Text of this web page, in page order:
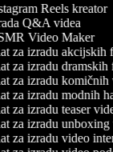
Reels kreator
Q&A videa
Video Maker
za izradu akcijskih
za izradu dramskih
za izradu komičnih
za izradu modnih
za izradu teaser
za izradu unboxing
za izradu video